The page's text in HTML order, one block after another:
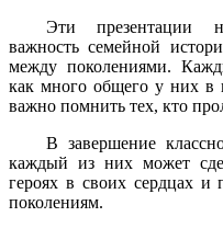
Эти презентации
важность семейной
между поколениями.
как много общего у них в
важно помнить тех, кто
В завершение
каждый из них может
героях в своих сердцах и
поколениям.